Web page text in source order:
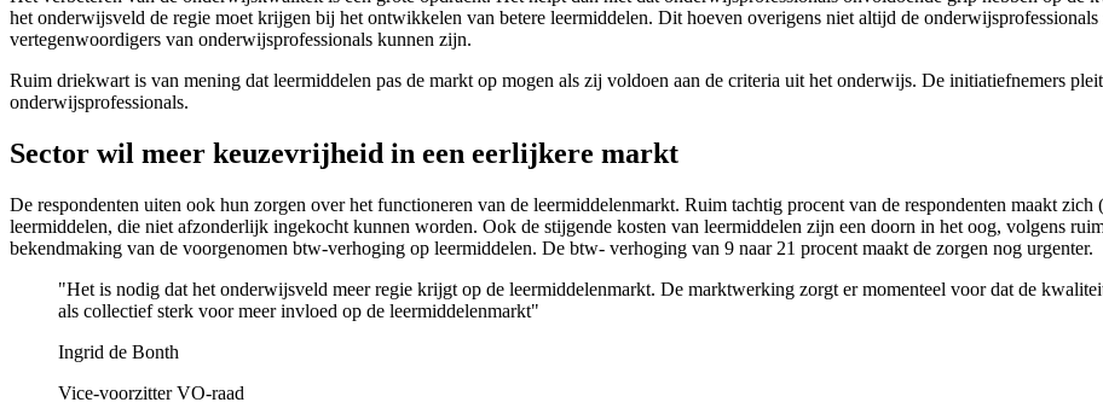
het onderwijsveld de regie moet krijgen bij het ontwikkelen van betere leermiddelen. Dit hoeven overigens niet altijd de
vertegenwoordigers van onderwijsprofessionals kunnen zijn.
Ruim driekwart is van mening dat leermiddelen pas de markt op mogen als zij voldoen aan de criteria uit het onderwijs. De initiatiefnemers
onderwijsprofessionals.
Sector wil meer keuzevrijheid in een eerlijkere markt
De respondenten uiten ook hun zorgen over het functioneren van de leermiddelenmarkt. Ruim tachtig procent van de respondenten maakt
leermiddelen, die niet afzonderlijk ingekocht kunnen worden. Ook de stijgende kosten van leermiddelen zijn een doorn in het oog, volgens
bekendmaking van de voorgenomen btw-verhoging op leermiddelen. De btw- verhoging van 9 naar 21 procent maakt de zorgen nog urgenter.
"Het is nodig dat het onderwijsveld meer regie krijgt op de leermiddelenmarkt. De marktwerking zorgt er momenteel voor dat de
als collectief sterk voor meer invloed op de leermiddelenmarkt"
Ingrid de Bonth
Vice-voorzitter VO-raad